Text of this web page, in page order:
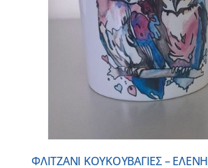
ΦΛΙΤΖΑΝΙ ΚΟΥΚΟΥΒΑΓΙΕΣ – ΕΛΕΝΗ